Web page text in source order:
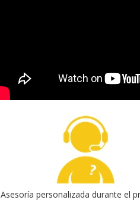
Asesoría personalizada durante el